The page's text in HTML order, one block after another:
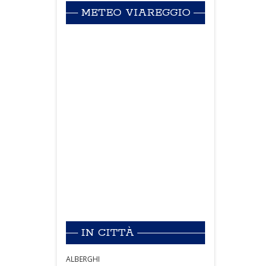
METEO VIAREGGIO
IN CITTÀ
ALBERGHI